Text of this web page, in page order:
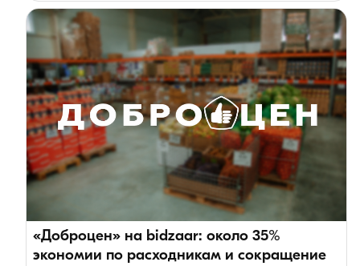
«Доброцен» на bidzaar: около 35%
экономии по расходникам и сокращение